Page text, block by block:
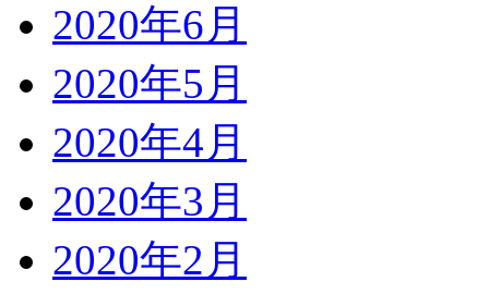
2020年6月
2020年5月
2020年4月
2020年3月
2020年2月